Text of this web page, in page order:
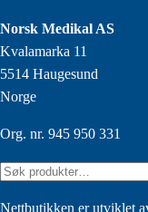
Norsk Medikal AS
Kvalamarka 11
5514 Haugesund
Norge
Org. nr. 945 950 331
Søk
Nettbutikken er utviklet